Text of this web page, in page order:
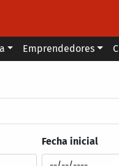
Emprendedores
a la navegación
Fecha inicial